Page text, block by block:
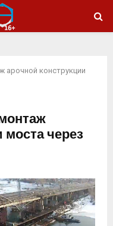
конструкции
моста через